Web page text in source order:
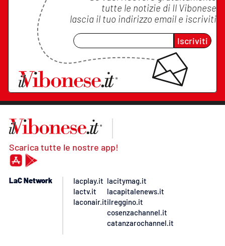
tutte le notizie di Il Vibonese
lascia il tuo indirizzo email e iscriviti
Iscriviti
Scarica tutte le nostre app!
LaC Network
lacplay.it
lactv.it
laconair.it
lacitymag.it
lacapitalenews.it
ilreggino.it
cosenzachannel.it
catanzarochannel.it